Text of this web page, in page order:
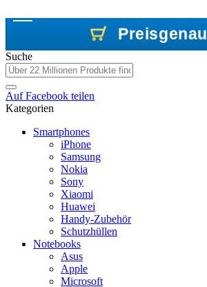
Preisgenau
Preisgenau
Preisgenau
Suche
AufFacebook teilen
Kategorien
Smartphones
iPhone
Samsung
Nokia
Sony
Xiaomi
Huawei
Handy-Zubehör
Schutzhüllen
Notebooks
Asus
Apple
Microsoft